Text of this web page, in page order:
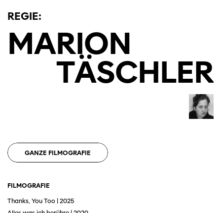
REGIE:
MARION
TÄSCHLER
GANZE FILMOGRAFIE
FILMOGRAFIE
Thanks, You Too | 2025